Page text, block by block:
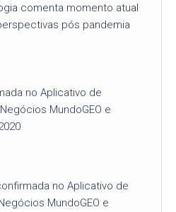
comenta momento atual
pós pandemia
no Aplicativo de
MundoGEO e
no Aplicativo de
MundoGEO e